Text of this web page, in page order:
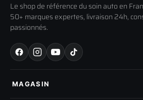
Le shop de référence du soin auto en
50+ marques expertes, livraison 24h,
passionnés.
MAGASIN